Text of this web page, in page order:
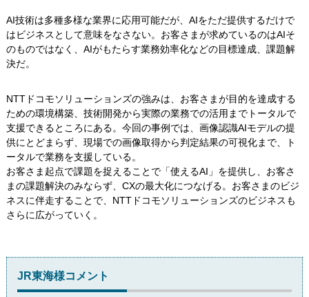
AI技術は多種多様な業界に応用可能だが、AIをただ提供するだけで
はビジネスとして意味をなさない。お客さまが求めているのはAIそ
のものではなく、AIがもたらす業務効率化などの目標達成、課題解
決だ。
NTTドコモソリューションズの強みは、お客さまが目的を達成する
ための環境構築、技術開発から実際の業務での活用までトータルで
支援できるところにある。今回の事例では、画像認識AIモデルの提
供にとどまらず、現場での画像取得から判定結果の可視化まで、ト
ータルで業務を支援している。
お客さま起点で課題を捉えることで「使えるAI」を提供し、お客さ
まの課題解決のみならず、CXの最大化につなげる。お客さまのビジ
ネスに伴走することで、NTTドコモソリューションズのビジネスも
さらに広がっていく。
JR東海様コメント